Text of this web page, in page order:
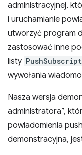
administracyjnej,
i uruchamianie
utworzyć program
zastosować inne
listy
wywołania
Nasza wersja
administratora”,
powiadomienia
demonstracyjna,